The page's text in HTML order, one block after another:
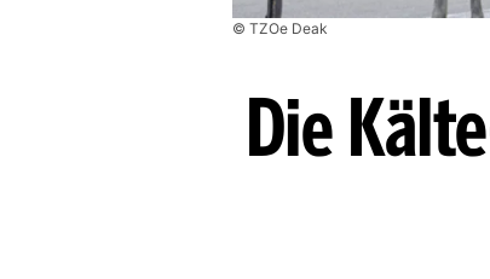
© TZOe Deak
Die